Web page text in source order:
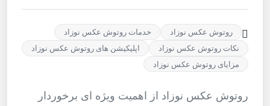
روتوش عکس نوزاد
خدمات روتوش عکس نوزاد
نکات روتوش عکس نوزاد
اپلیکیشن های روتوش عکس نوزاد
مزایای روتوش عکس نوزاد
روتوش عکس نوزاد از اهمیت ویژه ای برخوردار